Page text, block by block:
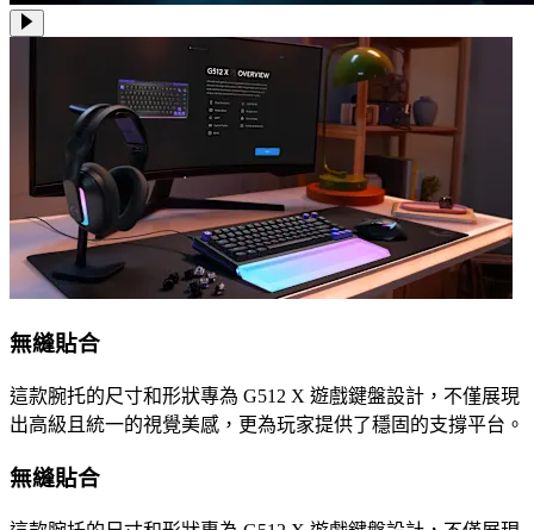
無縫貼合
這款腕托的尺寸和形狀專為 G512 X 遊戲鍵盤設計，不僅展現
出高級且統一的視覺美感，更為玩家提供了穩固的支撐平台。
無縫貼合